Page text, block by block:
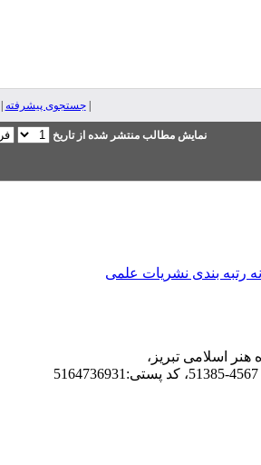
|جستجوی پیشرفته
نمایش مطالب منتشر شده از تاریخ
رتبه بندی نشریات علمی
هنر اسلامی تبریز،